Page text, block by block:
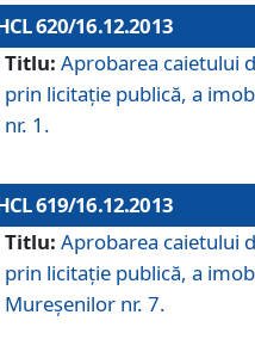
620/16.12.2013
Titlu: Aprobarea caietului
prin licitaţie publică, a
nr. 1.
619/16.12.2013
Titlu: Aprobarea caietului
prin licitaţie publică, a
Mureşenilor nr. 7.